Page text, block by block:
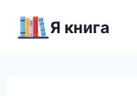
Я книга